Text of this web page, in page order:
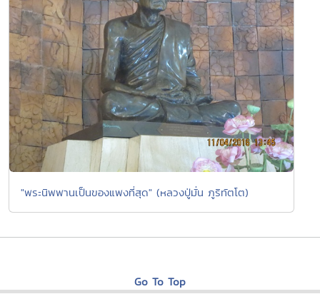
"พระนิพพานเป็นของแพงที่สุด" (หลวงปู่มั่น ภูริทัตโต)
Go To Top